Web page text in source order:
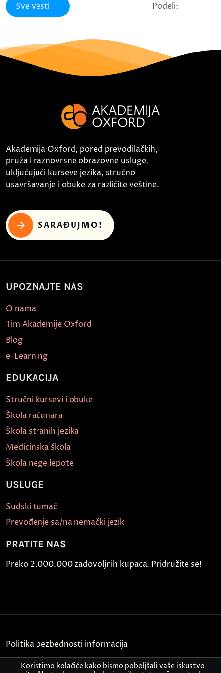
Sve vesti Podeli:
Akademija Oxford, pored prevodilačkih,
pruža i raznovrsne obrazovne usluge,
uključujući kurseve jezika, stručno
usavršavanje i obuke za različite veštine.
SARAĐUJMO!
UPOZNAJTE NAS
O nama
Tim Akademije Oxford
Blog
e-Learning
EDUKACIJA
Stručni kursevi i obuke
Škola računara
Škola stranih jezika
Medicinska škola
Škola nege lepote
USLUGE
Sudski tumač
Prevođenje sa/na nemački jezik
PRATITE NAS
Preko 2.000.000 zadovoljnih kupaca. Pridružite se!
Politika bezbednosti informacija
Kontakt
Koristimo kolačiće kako bismo poboljšali vaše iskustvo